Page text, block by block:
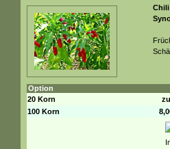
Chili
Option
20 Korn
100 Korn